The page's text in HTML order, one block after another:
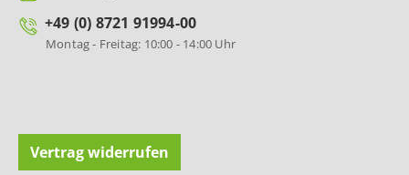
+49 (0) 8721 91994-00
Montag - Freitag: 10:00 - 14:00 Uhr
Vertrag widerrufen